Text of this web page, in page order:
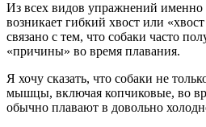
Из всех видов упражнений именно
возникает гибкий хвост или
связано с тем, что собаки часто
«причины» во время плавания.
Я хочу сказать, что собаки не
мышцы, включая копчиковые, во
обычно плавают в довольно